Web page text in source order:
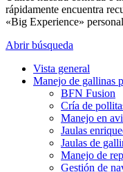
rápidamente encuentra
«Big Experience»
Abrir búsqueda
Vista general
Manejo de gallinas
BFN Fusion
Cría de
Manejo en
Jaulas
Jaulas de
Manejo de
Gestión de